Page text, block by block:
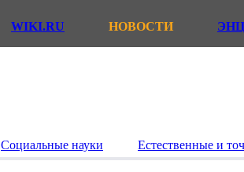
WIKI.RU НОВОСТИ
Социальные науки Естественные и